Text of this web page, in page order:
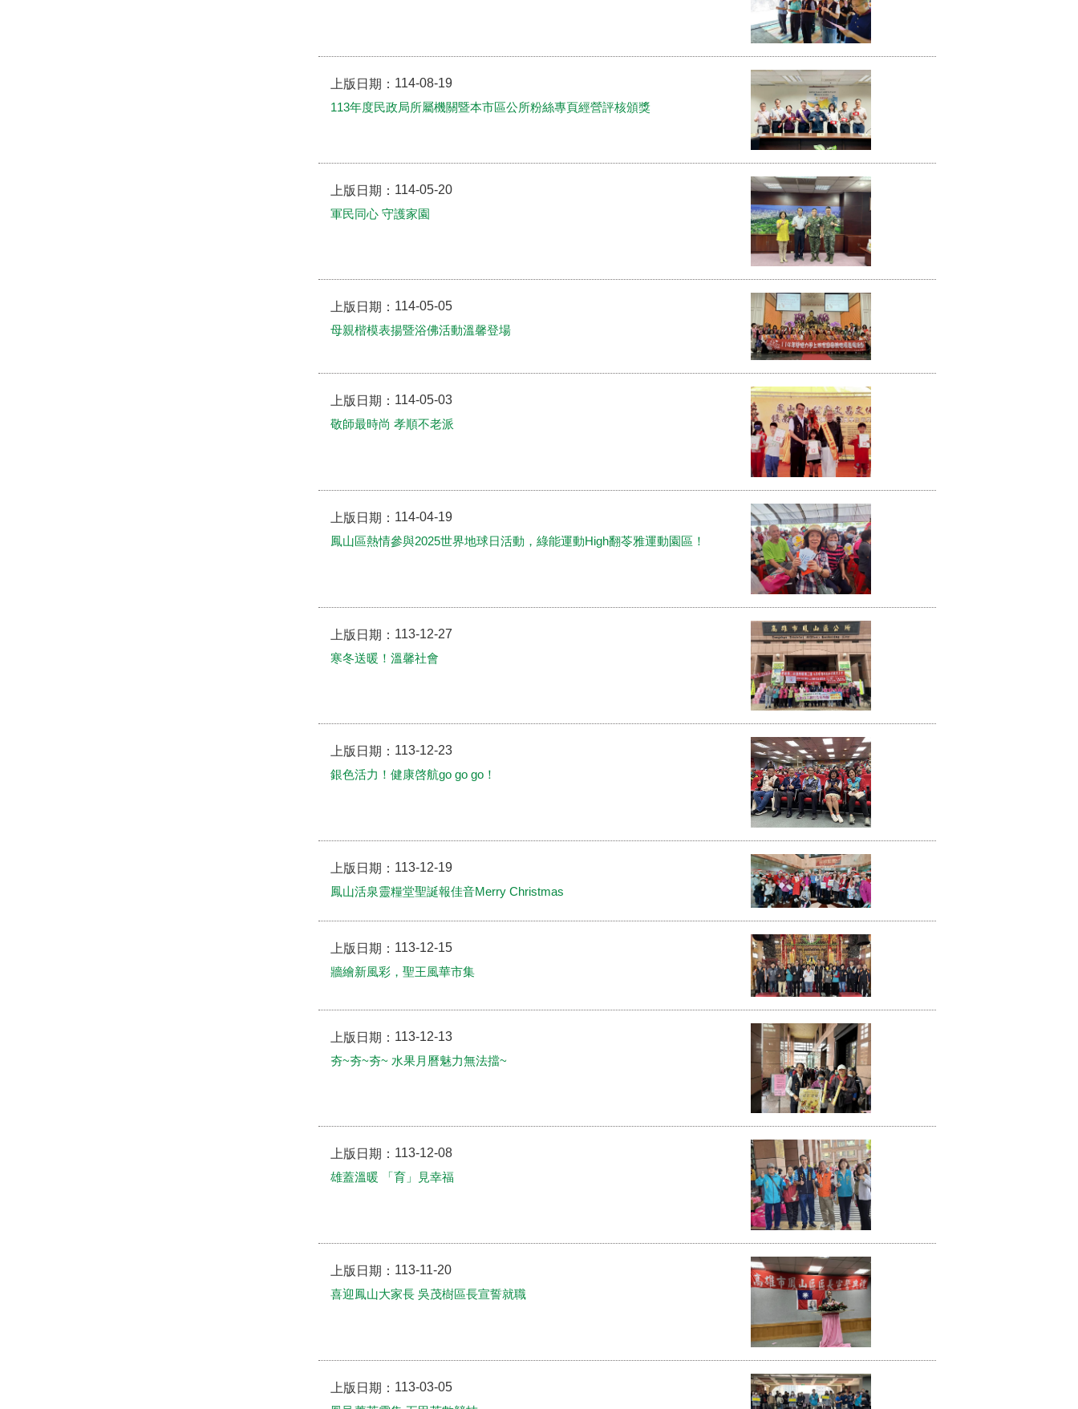
上版日期： 114-08-19
113年度民政局所屬機關暨本市區公所粉絲專頁經營評核頒獎
上版日期： 114-05-20
軍民同心 守護家園
上版日期： 114-05-05
母親楷模表揚暨浴佛活動溫馨登場
上版日期： 114-05-03
敬師最時尚 孝順不老派
上版日期： 114-04-19
鳳山區熱情參與2025世界地球日活動，綠能運動High翻苓雅運動園區！
上版日期： 113-12-27
寒冬送暖！溫馨社會
上版日期： 113-12-23
銀色活力！健康啓航go go go！
上版日期： 113-12-19
鳳山活泉靈糧堂聖誕報佳音Merry Christmas
上版日期： 113-12-15
牆繪新風彩，聖王風華市集
上版日期： 113-12-13
夯~夯~夯~ 水果月曆魅力無法擋~
上版日期： 113-12-08
雄蓋溫暖 「育」見幸福
上版日期： 113-11-20
喜迎鳳山大家長 吳茂樹區長宣誓就職
上版日期： 113-03-05